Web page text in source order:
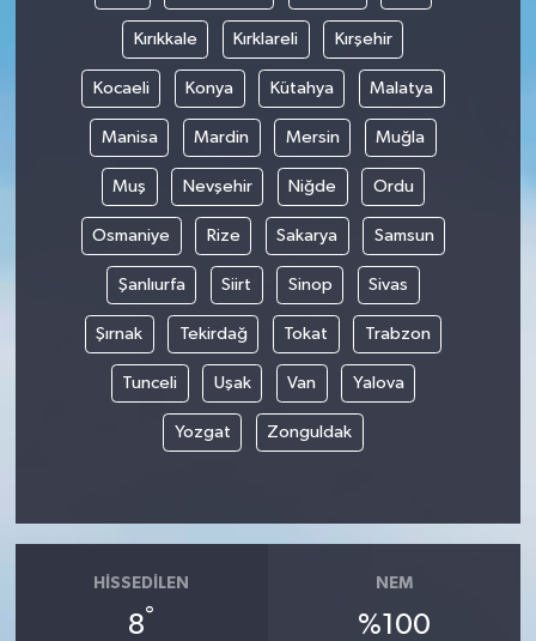
Kırıkkale Kırklareli Kırşehir
Kocaeli Konya Kütahya Malatya
Manisa Mardin Mersin Muğla
Muş Nevşehir Niğde Ordu
Osmaniye Rize Sakarya Samsun
Şanlıurfa Siirt Sinop Sivas
Şırnak Tekirdağ Tokat Trabzon
Tunceli Uşak Van Yalova
Yozgat Zonguldak
HISSEDILEN
8°
NEM
%100